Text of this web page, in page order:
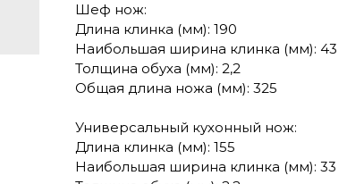
Шеф нож:
Длина клинка (мм): 190
Наибольшая ширина клинка (мм): 43
Толщина обуха (мм): 2,2
Общая длина ножа (мм): 325
Универсальный кухонный нож:
Длина клинка (мм): 155
Наибольшая ширина клинка (мм): 33